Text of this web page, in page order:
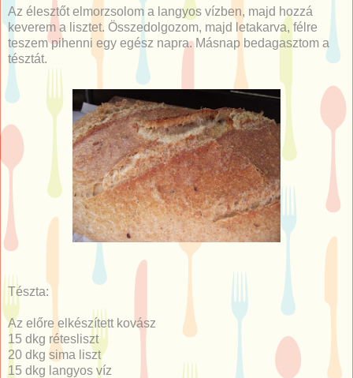
Az élesztőt elmorzsolom a langyos vízben, majd hozzá
keverem a lisztet. Összedolgozom, majd letakarva, félre
teszem pihenni egy egész napra. Másnap bedagasztom a
tésztát.
Tészta:
Az előre elkészített kovász
15 dkg rétesliszt
20 dkg sima liszt
15 dkg langyos víz